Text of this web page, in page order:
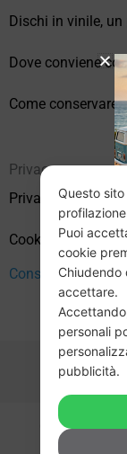
Dischi in vinile, un
Dove conviene
Come conservare
Privacy
Privacy Policy
Cookie Policy (UE)
Consenso
Copyright ©
Questo
Puoi
cookie
Chiudendo
accettare.
personali
pubblicità.